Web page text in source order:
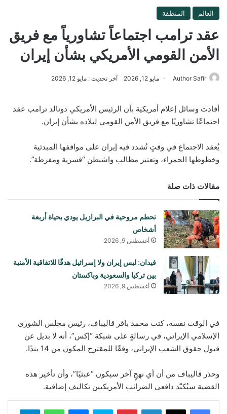
العالم المنطقة
عقد ترامب اجتماعاً تشاورياً مع فريق
الأمن القومي الأمريكي بشأن إيران
Author Safir مايو 12, 2026 آخر تحديث : مايو 12, 2026
أفادت وسائل إعلام أمريكية بأن الرئيس الأمريكي دونالد ترامب عقد
اجتماعًا تشاوريًا مع فريق الأمن القومي لبلاده بشأن إيران.
يُعقد الاجتماع في وقتٍ تُشدد فيه إيران على مواقفها المبدئية
وخطوطها الحمراء، وتعتبر مطالب واشنطن “قسرية ومفرطة”.
مقالات ذات صلة
تحطم مروحية في البرازيل يودي بحياة أربعة
أشخاص
أغسطس 9, 2026
فيدان: ليس إيران ولا إسرائيل هدفًا للاتفاقية الأمنية
بين تركيا والسعودية وباكستان
أغسطس 9, 2026
في الوقت نفسه، كتب محمد باقر قاليباف، رئيس مجلس الشورى
الإسلامي الإيراني، في رسالةٍ على شبكة “إكس”، أنه لا بديل عن
قبول حقوق الشعب الإيراني، وفقًا للمقترح المكون من 14 بندًا.
وحذر قاليباف من أن أي نهجٍ آخر سيكون “عبثيًا”، وأن تأخير هذه
القضية سيُكبّد دافعي الضرائب الأمريكيين تكاليف إضافية.
لينكدإن بينتيريستسكايب ماسنجر واتساب تيلقرام